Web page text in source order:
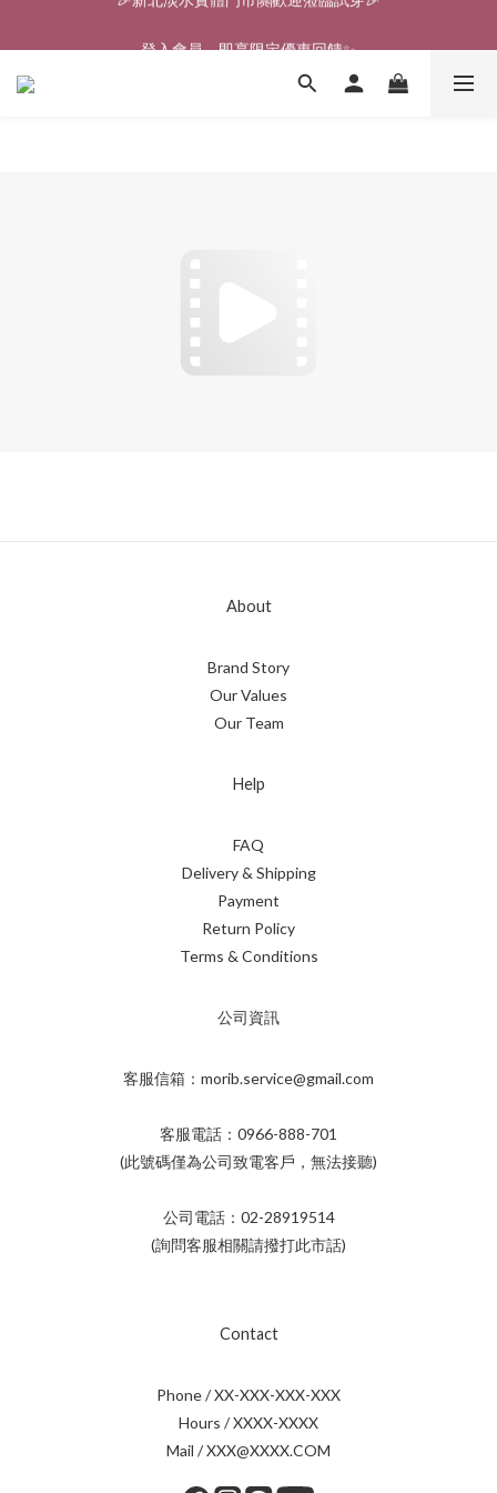
登入會員、即享限定優惠回饋✨
🎉新北淡水實體門市🤗歡迎蒞臨試穿🎉
About
Brand Story
Our Values
Our Team
Help
FAQ
Delivery & Shipping
Payment
Return Policy
Terms & Conditions
公司資訊
客服信箱：morib.service@gmail.com
客服電話：0966-888-701
(此號碼僅為公司致電客戶，無法接聽)
公司電話：02-28919514
(詢問客服相關請撥打此市話)
Contact
Phone / XX-XXX-XXX-XXX
Hours / XXXX-XXXX
Mail / XXX@XXXX.COM